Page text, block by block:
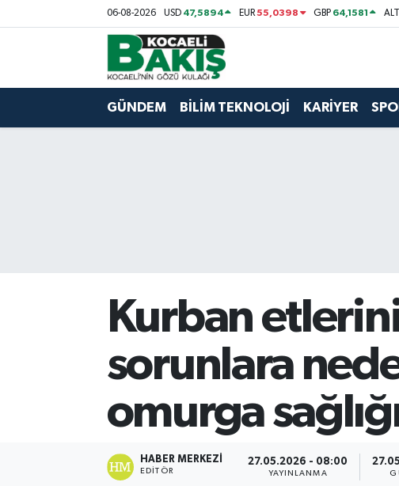
06-08-2026 USD 47,5894 EUR55,0398 GBP 64,1581
GÜNDEM BİLİM TEKNOLOJİ KARİYER
Kurban
sorunlara
omurga
HABER MERKEZI
EDITÖR
27.05.2026 - 08:00
YAYINLANMA
Kocaeli Nöbetçi Eczaneler
Kocaeli Hava Durumu
Haber Arşivi